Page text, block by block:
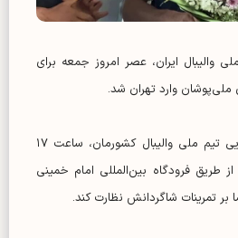
والیبال ایران، عصر امروز جمعه برای
ملی‌پوشان وارد تهران شد.
روبرتو پیاتزا سرمربی ایتالیایی تیم ملی والیبال کشورمان، ساعت ۱۷
طریق فرودگاه بین‌المللی امام خمینی
تمرینات شاگردانش نظارت کند.